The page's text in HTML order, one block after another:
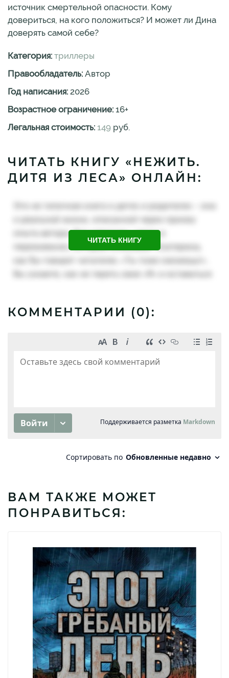
источник смертельной опасности. Кому
довериться, на кого положиться? И может ли Дина
доверять самой себе?
Категория: триллеры
Правообладатель: Автор
Год написания: 2026
Возрастное ограничение: 16+
Легальная стоимость: 149 руб.
ЧИТАТЬ КНИГУ «НЕЖИТЬ.
ДИТЯ ИЗ ЛЕСА» ОНЛАЙН:
ЧИТАТЬ КНИГУ
КОММЕНТАРИИ (0):
ВАМ ТАКЖЕ МОЖЕТ
ПОНРАВИТЬСЯ: